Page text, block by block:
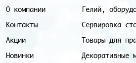
О компании
Контакты
Акции
Новинки
Гелий,
Сервировка
Товары для
Декоративные